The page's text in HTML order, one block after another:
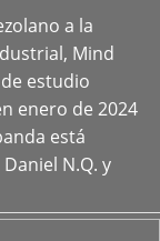
a la
Mind
estudio
enero de 2024
está
N.Q. y